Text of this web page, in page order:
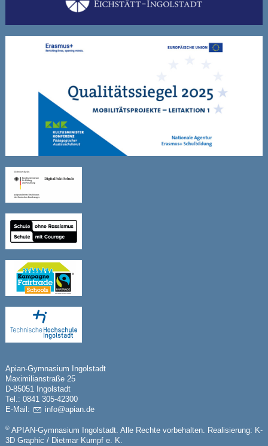
Apian-Gymnasium Ingolstadt
Maximilianstraße 25
D-85051 Ingolstadt
Tel.: 0841 305-42300
E-Mail:
nf p n d
©APIAN-Gymnasium Ingolstadt. Alle Rechte vorbehalten. Realisierung: K-
3D Graphic / Dietmar Kumpf e. K.